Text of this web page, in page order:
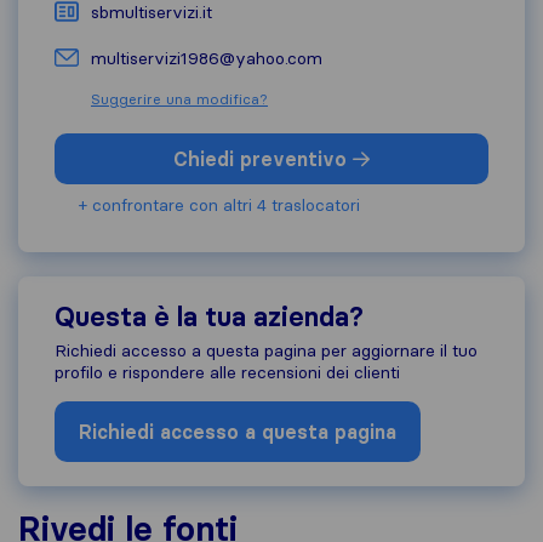
sbmultiservizi.it
multiservizi1986@yahoo.com
Suggerire una modifica?
Chiedi preventivo
+ confrontare con altri 4 traslocatori
Questa è la tua azienda?
Richiedi accesso a questa pagina per aggiornare il tuo
profilo e rispondere alle recensioni dei clienti
Richiedi accesso a questa pagina
Rivedi le fonti